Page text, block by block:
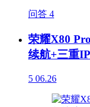
问答 4
荣耀X80
续航+三重
5 06.26